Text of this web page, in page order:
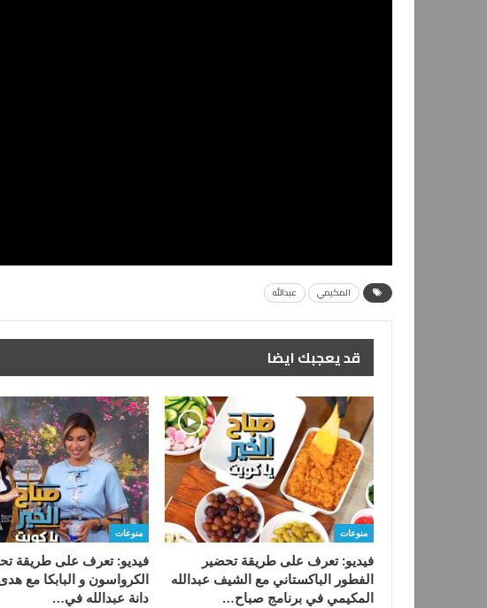
المكيمي عبدالله
قد يعجبك ايضا
منوعات
فيديو: تعرف على طريقة تحضير
الفطور الباكستاني مع الشيف عبدالله
المكيمي في برنامج صباح…
منوعات
فيديو: تعرف على طريقة
الكرواسون و البابكا مع
دانة عبدالله في…